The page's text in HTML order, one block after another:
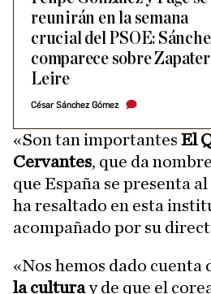
reunirán en la semana
crucial del PSOE:
comparece sobre
Leire
César Sánchez Gómez
«Son tan importantes El
Cervantes, que da
que España se presenta
ha resaltado en esta
acompañado por su
«Nos hemos dado cuenta
la culturay de que el